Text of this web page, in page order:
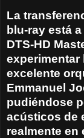
La
blu-ray está
DTS-HD
experimentar
excelente
Emmanuel
pudiéndose
acústicos de
realmente en